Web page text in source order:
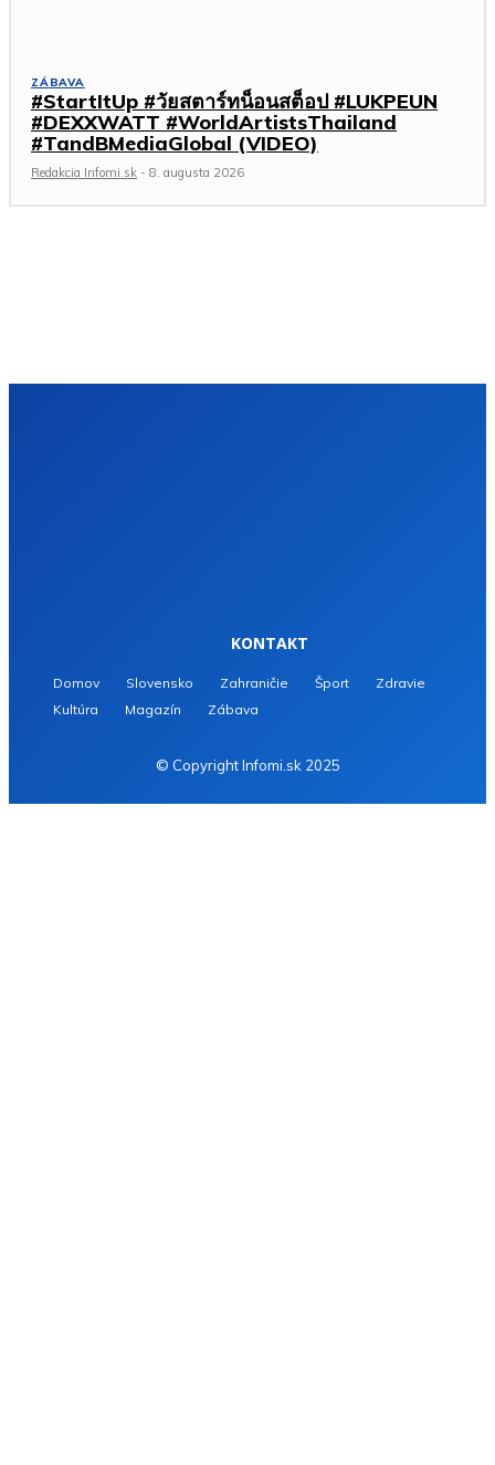
ZÁBAVA
#StartItUp #วัยสตาร์ทน็อนสต็อป #LUKPEUN
#DEXXWATT #WorldArtistsThailand
#TandBMediaGlobal (VIDEO)
Redakcia Infomi.sk - 8. augusta 2026
KONTAKT
Domov Slovensko Zahraničie Šport
Zdravie
Kultúra
Magazín Zábava
© Copyright Infomi.sk 2025